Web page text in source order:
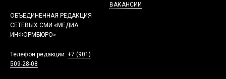
ОБЪЕДИНЕННАЯ РЕДАКЦИЯ
СЕТЕВЫХ СМИ «МЕДИА
ИНФОРМБЮРО»
Телефон редакции: +7 (901)
509-28-08
ВАКАНСИИ